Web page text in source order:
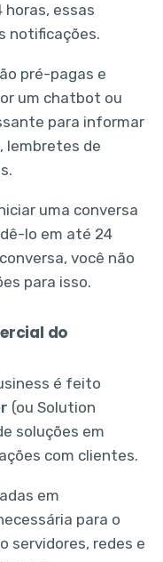
essas
notificações.
pré-pagas e
um chatbot ou
para informar
lembretes de
uma conversa
lo em até 24
você não
para isso.
do
é feito
(ou Solution
soluções em
com clientes.
em
para o
servidores, redes e